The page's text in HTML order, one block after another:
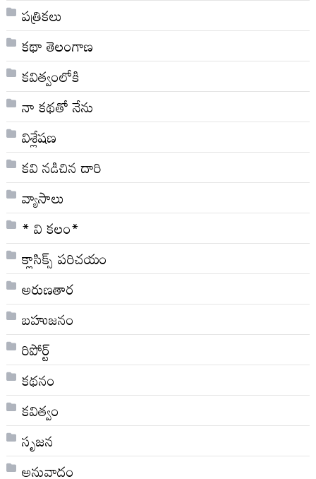
పత్రికలు
కథా తెలంగాణ
కవిత్వంలోకి
నా క‌థ‌తో నేను
విశ్లేషణ
కవి నడిచిన దారి
వ్యాసాలు
* వి క‌లం*
క్లాసిక్స్ ప‌రిచ‌యం
అరుణతార
బహుజనం
రిపోర్ట్
కథనం
కవిత్వం
సృజన
అనువాదం